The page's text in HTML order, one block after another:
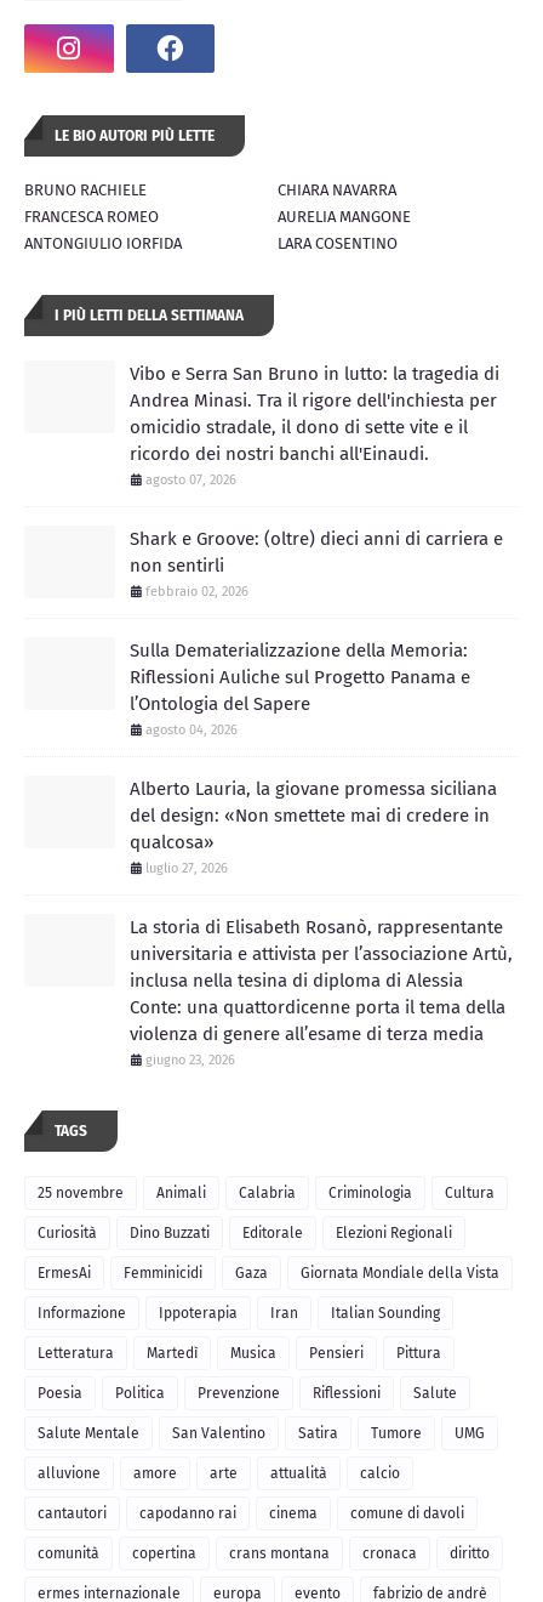
LE BIO AUTORI PIÙ LETTE
BRUNO RACHIELE
CHIARA NAVARRA
FRANCESCA ROMEO
AURELIA MANGONE
ANTONGIULIO IORFIDA
LARA COSENTINO
I PIÙ LETTI DELLA SETTIMANA
Vibo e Serra San Bruno in lutto: la tragedia di
Andrea Minasi. Tra il rigore dell'inchiesta per
omicidio stradale, il dono di sette vite e il
ricordo dei nostri banchi all'Einaudi.
agosto 07, 2026
Shark e Groove: (oltre) dieci anni di carriera e
non sentirli
febbraio 02, 2026
Sulla Dematerializzazione della Memoria:
Riflessioni Auliche sul Progetto Panama e
l’Ontologia del Sapere
agosto 04, 2026
Alberto Lauria, la giovane promessa siciliana
del design: «Non smettete mai di credere in
qualcosa»
luglio 27, 2026
La storia di Elisabeth Rosanò, rappresentante
universitaria e attivista per l’associazione Artù,
inclusa nella tesina di diploma di Alessia
Conte: una quattordicenne porta il tema della
violenza di genere all’esame di terza media
giugno 23, 2026
TAGS
25 novembre Animali Calabria Criminologia Cultura
Curiosità Dino Buzzati Editorale Elezioni Regionali
ErmesAi Femminicidi Gaza Giornata Mondiale della Vista
Informazione Ippoterapia Iran Italian Sounding
Letteratura Martedì Musica Pensieri Pittura
Poesia Politica Prevenzione Riflessioni Salute
Salute Mentale San Valentino Satira Tumore UMG
alluvione amore arte attualità calcio
cantautori capodanno rai cinema comune di davoli
comunità copertina crans montana cronaca diritto
ermes internazionale europa evento fabrizio de andrè